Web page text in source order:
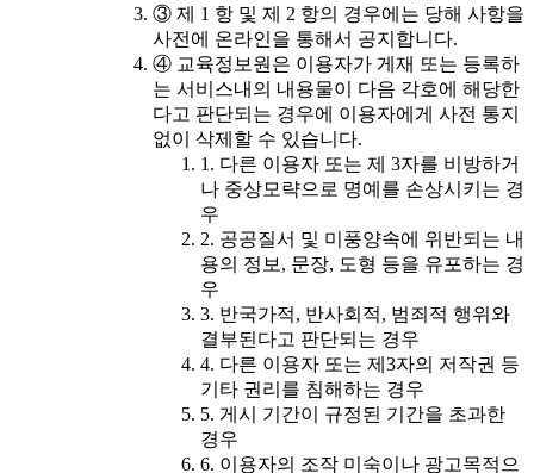
③ 제 1 항 및 제 2 항의 경우에는 당해 사항을
사전에 온라인을 통해서 공지합니다.
④ 교육정보원은 이용자가 게재 또는 등록하
는 서비스내의 내용물이 다음 각호에 해당한
다고 판단되는 경우에 이용자에게 사전 통지
없이 삭제할 수 있습니다.
1. 다른 이용자 또는 제 3자를 비방하거
나 중상모략으로 명예를 손상시키는 경
우
2. 공공질서 및 미풍양속에 위반되는 내
용의 정보, 문장, 도형 등을 유포하는 경
우
3. 반국가적, 반사회적, 범죄적 행위와
결부된다고 판단되는 경우
4. 다른 이용자 또는 제3자의 저작권 등
기타 권리를 침해하는 경우
5. 게시 기간이 규정된 기간을 초과한
경우
6. 이용자의 조작 미숙이나 광고목적으